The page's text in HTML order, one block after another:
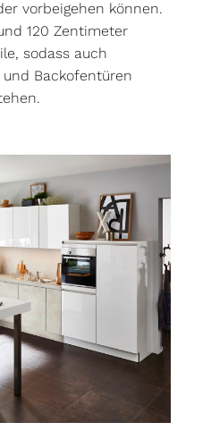
vorbeigehen können.
120 Zentimeter
sodass auch
Backofentüren